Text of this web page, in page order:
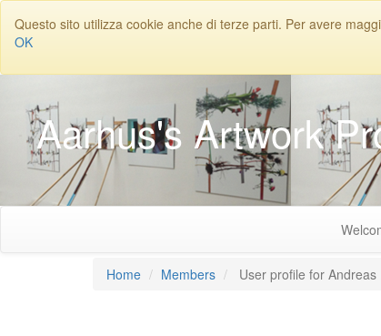
Questo sito utilizza cookie anche di terze parti. Per avere
OK
Aarhus's Artwork
Home Members User profile for Andreas